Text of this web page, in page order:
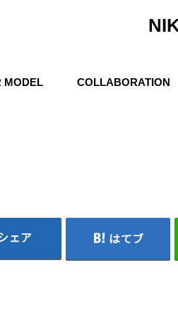
MODEL COLLABORATION
ェア はてブ